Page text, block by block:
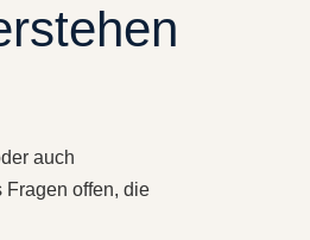
auch
Fragen offen, die